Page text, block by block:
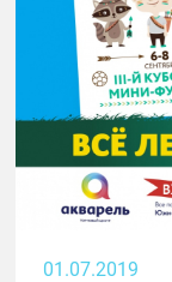
01.07.2019